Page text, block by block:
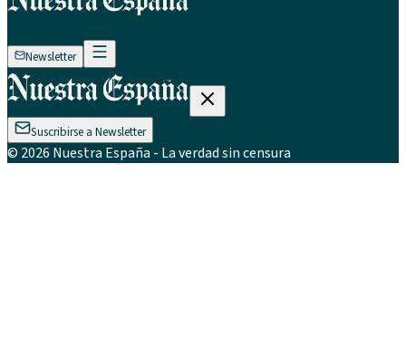
Newsletter
Suscribirse a Newsletter
© 2026 Nuestra España - La verdad sin censura